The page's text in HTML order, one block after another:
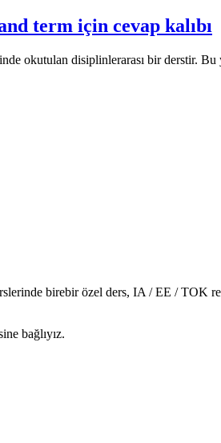
term için cevap kalıbı
okutulan disiplinlerarası bir derstir.
birebir özel ders, IA / EE / TOK
bağlıyız.